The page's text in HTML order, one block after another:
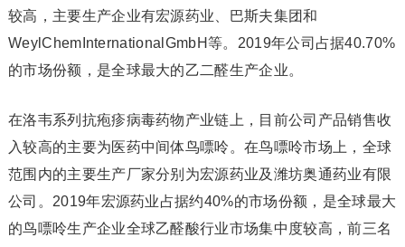
较高，主要生产企业有宏源药业、巴斯夫集团和
WeylChemInternationalGmbH等。2019年公司占据40.70%
的市场份额，是全球最大的乙二醛生产企业。
在洛韦系列抗疱疹病毒药物产业链上，目前公司产品销售收
入较高的主要为医药中间体鸟嘌呤。在鸟嘌呤市场上，全球
范围内的主要生产厂家分别为宏源药业及潍坊奥通药业有限
公司。2019年宏源药业占据约40%的市场份额，是全球最大
的鸟嘌呤生产企业全球乙醛酸行业市场集中度较高，前三名